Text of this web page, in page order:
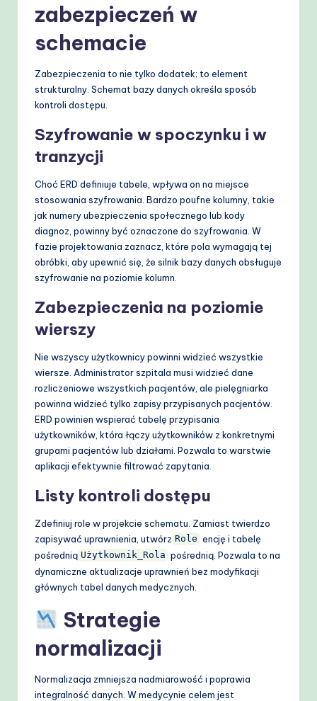
zabezpieczeń w
schemacie
Zabezpieczenia to nie tylko dodatek; to element
strukturalny. Schemat bazy danych określa sposób
kontroli dostępu.
Szyfrowanie w spoczynku i w
tranzycji
Choć ERD definiuje tabele, wpływa on na miejsce
stosowania szyfrowania. Bardzo poufne kolumny, takie
jak numery ubezpieczenia społecznego lub kody
diagnoz, powinny być oznaczone do szyfrowania. W
fazie projektowania zaznacz, które pola wymagają tej
obróbki, aby upewnić się, że silnik bazy danych obsługuje
szyfrowanie na poziomie kolumn.
Zabezpieczenia na poziomie
wierszy
Nie wszyscy użytkownicy powinni widzieć wszystkie
wiersze. Administrator szpitala musi widzieć dane
rozliczeniowe wszystkich pacjentów, ale pielęgniarka
powinna widzieć tylko zapisy przypisanych pacjentów.
ERD powinien wspierać tabelę przypisania
użytkowników, która łączy użytkowników z konkretnymi
grupami pacjentów lub działami. Pozwala to warstwie
aplikacji efektywnie filtrować zapytania.
Listy kontroli dostępu
Zdefiniuj role w projekcie schematu. Zamiast twierdzo
zapisywać uprawnienia, utwórz Role encję i tabelę
pośrednią Użytkownik_Rola pośrednią. Pozwala to na
dynamiczne aktualizacje uprawnień bez modyfikacji
głównych tabel danych medycznych.
Strategie
normalizacji
Normalizacja zmniejsza nadmiarowość i poprawia
integralność danych. W medycynie celem jest